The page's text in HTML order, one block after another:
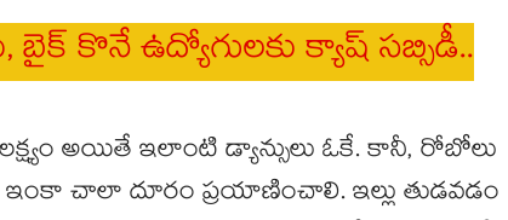
బైక్ కొనే ఉద్యోగులకు క్యాష్ సబ్సిడీ..
అయితే ఇలాంటి డ్యాన్సులు ఓకే. కానీ, రోబోలు
చాలా దూరం ప్రయాణించాలి. ఇల్లు తుడవడం